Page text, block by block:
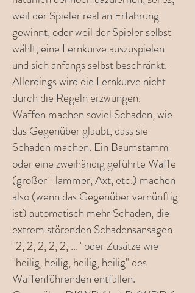
weil der Spieler real an Erfahrung
gewinnt, oder weil der Spieler selbst
wählt, eine Lernkurve auszuspielen
und sich anfangs selbst beschränkt.
Allerdings wird die Lernkurve nicht
durch die Regeln erzwungen.
Waffen machen soviel Schaden, wie
das Gegenüber glaubt, dass sie
Schaden machen. Ein Baumstamm
oder eine zweihändig geführte Waffe
(großer Hammer, Axt, etc.) machen
also (wenn das Gegenüber vernünftig
ist) automatisch mehr Schaden, die
extrem störenden Schadensansagen
"2, 2, 2, 2, 2, ..." oder Zusätze wie
"heilig, heilig, heilig, heilig" des
Waffenführenden entfallen.